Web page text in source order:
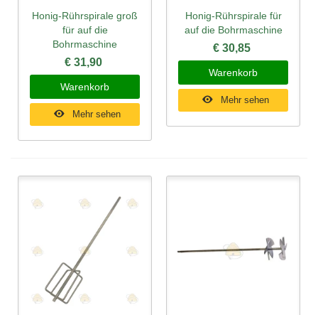
Honig-Rührspirale groß
für auf die
Bohrmaschine
€ 31,90
Warenkorb
Mehr sehen
Honig-Rührspirale für
auf die Bohrmaschine
€ 30,85
Warenkorb
Mehr sehen